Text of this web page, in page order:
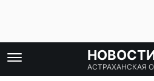
АСТРАХАНСКАЯ